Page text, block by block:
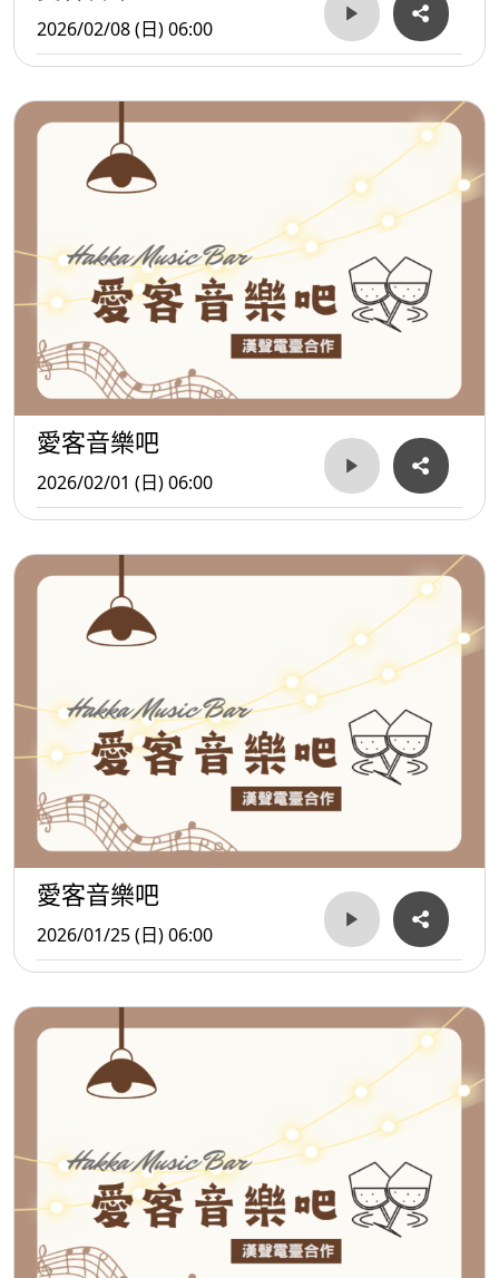
2026/02/08 (日) 06:00
愛客音樂吧
2026/02/01 (日) 06:00
愛客音樂吧
2026/01/25 (日) 06:00